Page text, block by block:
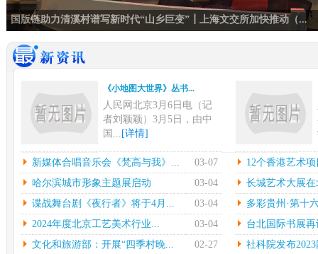
国版链助力清溪村谱写新时代“山乡巨变”┃上海文交所加快推动（...
《小地图大世界》丛书...
人民网北京3月6日电（记
者刘颖颖）3月5日，由中
国... [详情]
新媒体合唱音乐会《梵...
中新网上海3月6日电在指
挥彼得•迪克斯特拉的率领
下...[详情]
12
本
陈
中
哈尔滨城市形象主题展...
光明日报北京2月27日电
长
中
新媒体合唱音乐会《梵高与我》... 03-07
12个香港艺术
哈尔滨城市形象主题展启动
03-04
长城艺术大展
谍战舞台剧《夜行者》将于4月...
03-04
多彩贵州·第十
2024年度北京工艺美术行业...
03-04
台北国际书展
文化和旅游部：开展“四季村晚...
02-27
社科院发布